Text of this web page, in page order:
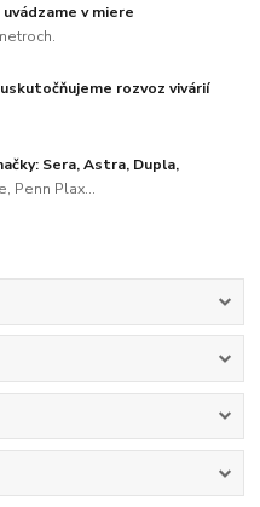
v miere
rozvoz vivárií
Sera, Astra, Dupla,
Penn Plax...